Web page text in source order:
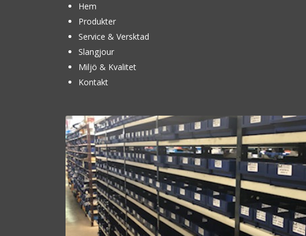
Hem
Produkter
Service & Versktad
Slangjour
Miljö & Kvalitet
Kontakt